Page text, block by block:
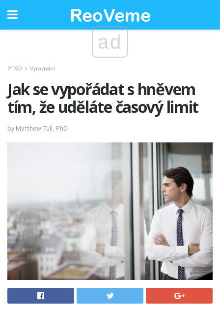
ad
PTSD Vyrovnání
Jak se vypořádat s hněvem
tím, že uděláte časový limit
by Matthew Tull, PhD